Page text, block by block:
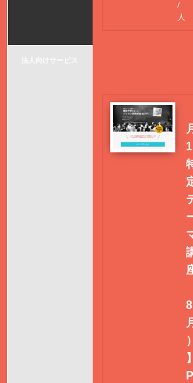
法人向けサービス
/
人
1
8
）
】
P